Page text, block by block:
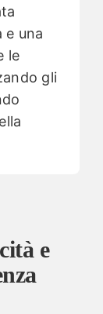
e una
le
gli
e